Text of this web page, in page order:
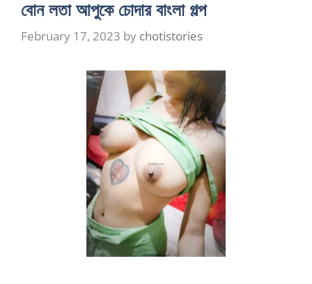
বোন লতা আপুকে চোদার বাংলা গল্প
February 17, 2023 by chotistories